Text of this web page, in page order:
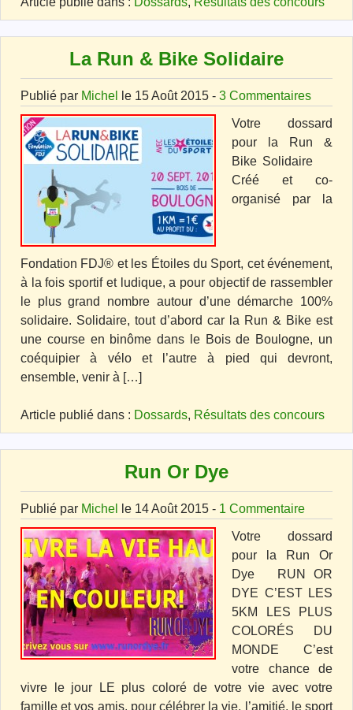
La Run & Bike Solidaire
Publié par Michel le 15 Août 2015 - 3 Commentaires
Votre dossard
pour la Run &
Bike Solidaire
Créé et co-
organisé par la
Fondation FDJ® et les Étoiles du Sport, cet événement,
à la fois sportif et ludique, a pour objectif de rassembler
le plus grand nombre autour d’une démarche 100%
solidaire. Solidaire, tout d’abord car la Run & Bike est
une course en binôme dans le Bois de Boulogne, un
coéquipier à vélo et l’autre à pied qui devront,
ensemble, venir à […]
Article publié dans : Dossards, Résultats des concours
Run Or Dye
Publié par Michel le 14 Août 2015 - 1 Commentaire
Votre dossard
pour la Run Or
Dye RUN OR
DYE C’EST LES
5KM LES PLUS
COLORÉS DU
MONDE C’est
votre chance de
vivre le jour LE plus coloré de votre vie avec votre
famille et vos amis, pour célébrer la vie, l’amitié, le sport